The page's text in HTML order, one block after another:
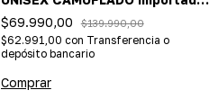
(impermeable, ideal nieve) 2
COLORES
$69.990,00 $139.990,00
$62.991,00 con Transferencia o
depósito bancario
Comprar